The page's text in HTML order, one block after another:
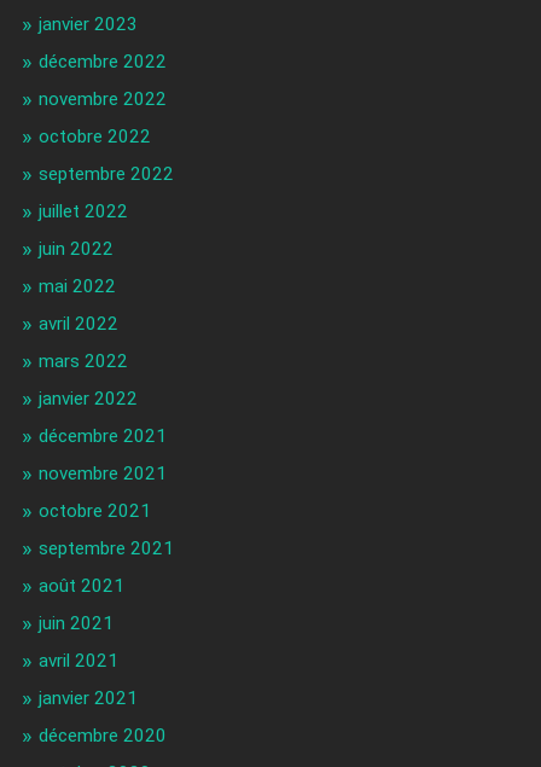
janvier 2023
décembre 2022
novembre 2022
octobre 2022
septembre 2022
juillet 2022
juin 2022
mai 2022
avril 2022
mars 2022
janvier 2022
décembre 2021
novembre 2021
octobre 2021
septembre 2021
août 2021
juin 2021
avril 2021
janvier 2021
décembre 2020